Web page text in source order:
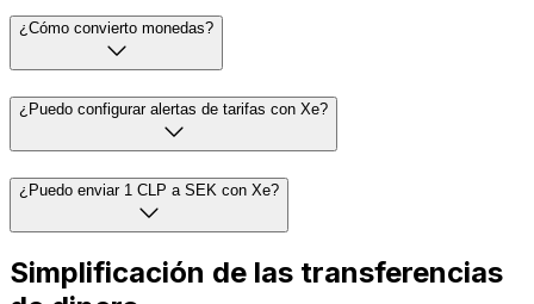
¿Cómo convierto monedas?
¿Puedo configurar alertas de tarifas con Xe?
¿Puedo enviar 1 CLP a SEK con Xe?
Simplificación de las transferencias